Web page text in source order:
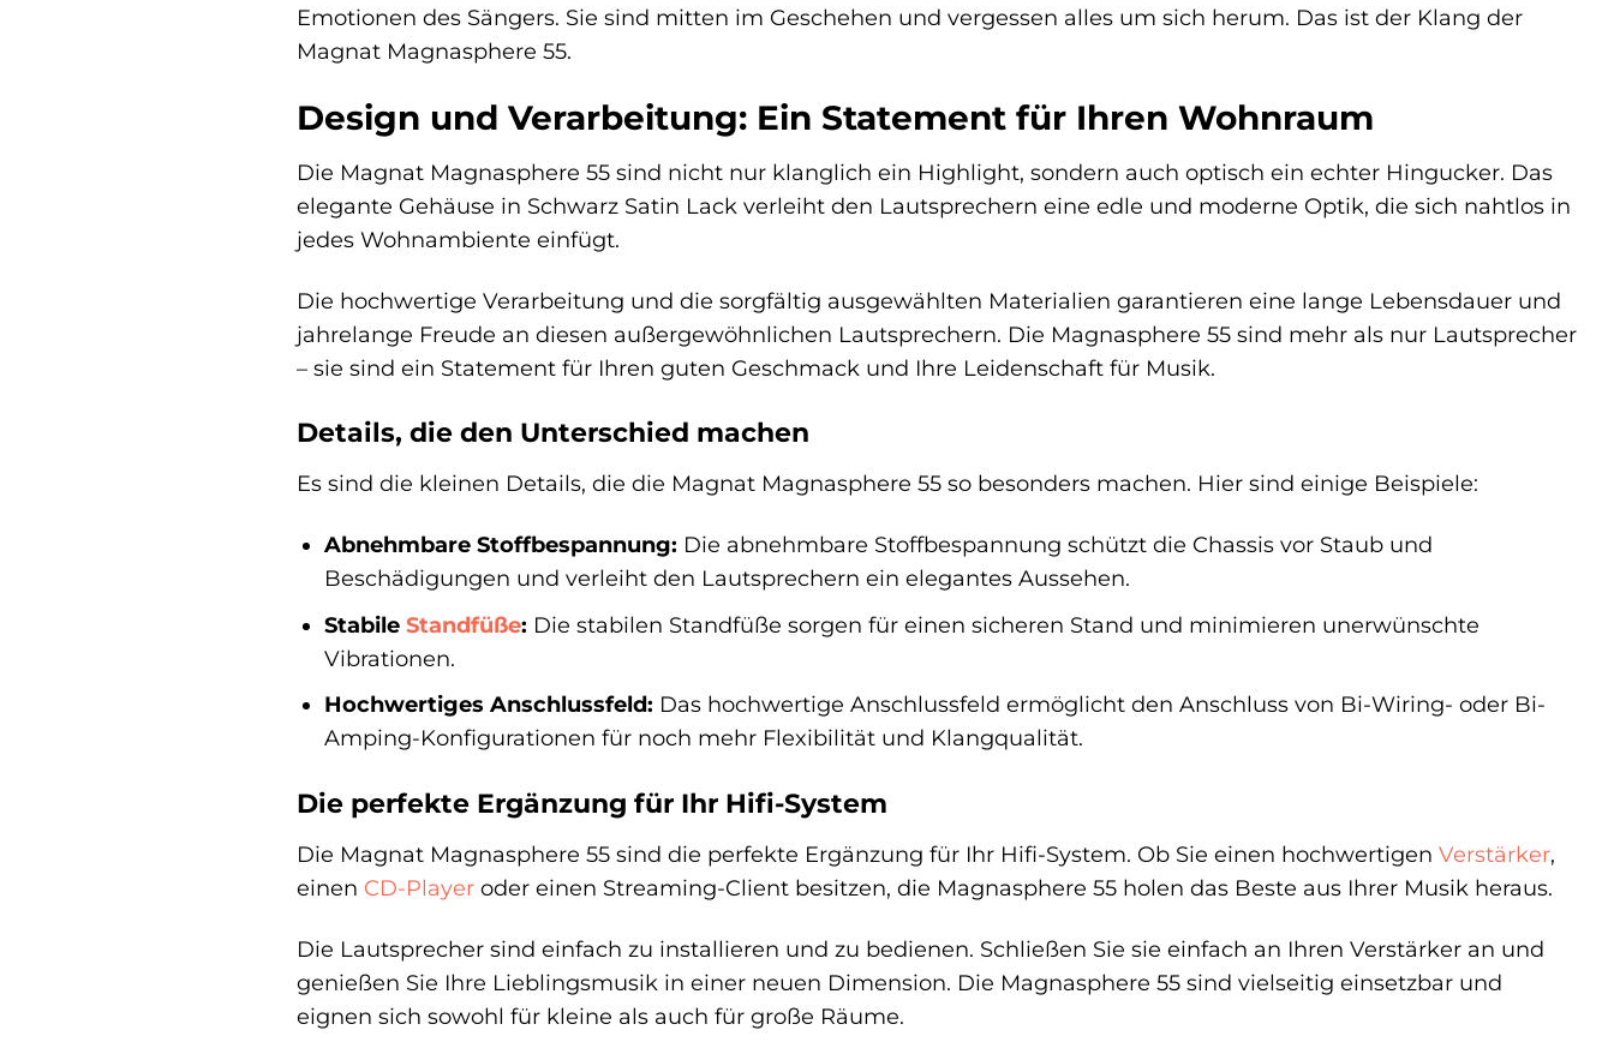
Emotionen des Sängers. Sie sind mitten im Geschehen und vergessen alles um sich herum. Das ist der Klang der
Magnat Magnasphere 55.
Design und Verarbeitung: Ein Statement für Ihren Wohnraum
Die Magnat Magnasphere 55 sind nicht nur klanglich ein Highlight, sondern auch optisch ein echter Hingucker. Das
elegante Gehäuse in Schwarz Satin Lack verleiht den Lautsprechern eine edle und moderne Optik, die sich nahtlos in
jedes Wohnambiente einfügt.
Die hochwertige Verarbeitung und die sorgfältig ausgewählten Materialien garantieren eine lange Lebensdauer und
jahrelange Freude an diesen außergewöhnlichen Lautsprechern. Die Magnasphere 55 sind mehr als nur Lautsprecher
– sie sind ein Statement für Ihren guten Geschmack und Ihre Leidenschaft für Musik.
Details, die den Unterschied machen
Es sind die kleinen Details, die die Magnat Magnasphere 55 so besonders machen. Hier sind einige Beispiele:
Abnehmbare Stoffbespannung: Die abnehmbare Stoffbespannung schützt die Chassis vor Staub und
Beschädigungen und verleiht den Lautsprechern ein elegantes Aussehen.
Stabile Standfüße: Die stabilen Standfüße sorgen für einen sicheren Stand und minimieren unerwünschte
Vibrationen.
Hochwertiges Anschlussfeld: Das hochwertige Anschlussfeld ermöglicht den Anschluss von Bi-Wiring- oder Bi-
Amping-Konfigurationen für noch mehr Flexibilität und Klangqualität.
Die perfekte Ergänzung für Ihr Hifi-System
Die Magnat Magnasphere 55 sind die perfekte Ergänzung für Ihr Hifi-System. Ob Sie einen hochwertigen Verstärker,
einen CD-Player oder einen Streaming-Client besitzen, die Magnasphere 55 holen das Beste aus Ihrer Musik heraus.
Die Lautsprecher sind einfach zu installieren und zu bedienen. Schließen Sie sie einfach an Ihren Verstärker an und
genießen Sie Ihre Lieblingsmusik in einer neuen Dimension. Die Magnasphere 55 sind vielseitig einsetzbar und
eignen sich sowohl für kleine als auch für große Räume.